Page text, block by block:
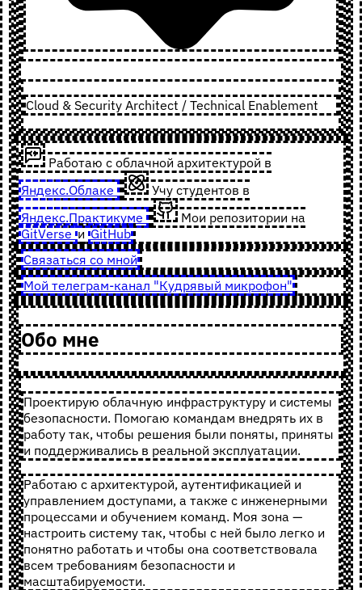
Cloud & Security Architect / Technical Enablement
Работаю с облачной архитектурой в
Яндекс.Облаке
Учу студентов в
Яндекс.Практикуме
Мои репозитории на
GitVerseиGitHub
Связаться со мной
Мой телеграм-канал "Кудрявый микрофон"
Обо мне
Проектирую облачную инфраструктуру и системы
безопасности. Помогаю командам внедрять их в
работу так, чтобы решения были поняты, приняты
и поддерживались в реальной эксплуатации.
Работаю с архитектурой, аутентификацией и
управлением доступами, а также с инженерными
процессами и обучением команд. Моя зона —
настроить систему так, чтобы с ней было легко и
понятно работать и чтобы она соответствовала
всем требованиям безопасности и
масштабируемости.